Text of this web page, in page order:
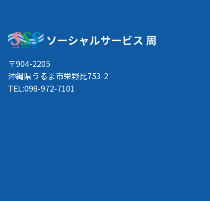
ン
〒904-2205
沖縄県うるま市栄野比753-2
TEL:098-972-7101